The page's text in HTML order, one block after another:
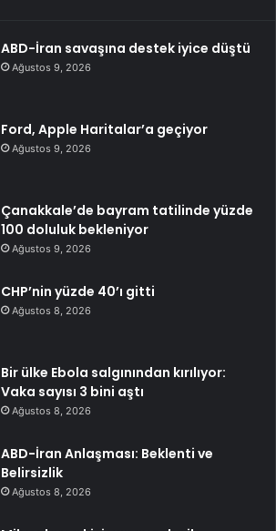
ABD-İran savaşına destek iyice düştü
Ağustos 9, 2026
Ford, Apple Haritalar’a geçiyor
Ağustos 9, 2026
Çanakkale’de bayram tatilinde yüzde
100 doluluk bekleniyor
Ağustos 9, 2026
CHP’nin yüzde 40’ı gitti
Ağustos 8, 2026
Bir ülke Ebola salgınından kırılıyor:
Vaka sayısı 3 bini aştı
Ağustos 8, 2026
ABD-İran Anlaşması: Beklenti ve
Belirsizlik
Ağustos 8, 2026